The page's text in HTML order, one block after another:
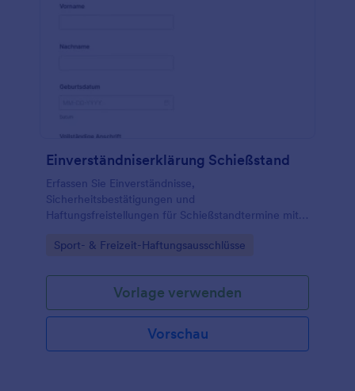
Einverständniserklärung Schießstand
Erfassen Sie Einverständnisse,
Sicherheitsbestätigungen und
Haftungsfreistellungen für Schießstandtermine mit
Jotform, ideal für Vereine, Betreiber und
Go to Category:
Sport- & Freizeit-Haftungsausschlüsse
Vorlage verwenden
Vorschau